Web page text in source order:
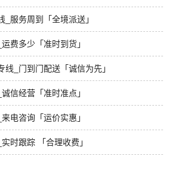
服务周到「全境派送」
费多少「准时到货」
_门到门配送「诚信为先」
信经营「准时准点」
电咨询「运价实惠」
时跟踪 「合理收费」